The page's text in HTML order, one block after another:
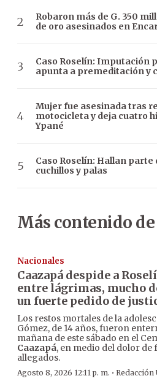
Robaron más de G. 350
de oro asesinados en
Caso Roselín: Imputación
apunta a premeditación y
Mujer fue asesinada tras
motocicleta y deja cuatro
Ypané
Caso Roselín: Hallan parte
cuchillos y palas
Más contenido
Nacionales
Caazapá despide a
entre lágrimas, mucho
un fuerte pedido de
Los restos mortales de la
Gómez, de 14 años, fueron
mañana de este sábado en el
Caazapá, en medio del dolor de
allegados.
Agosto 8, 2026 12:11 p. m. · Redacción